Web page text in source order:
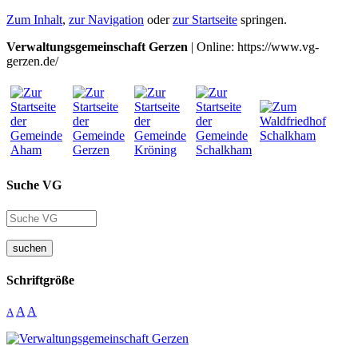
Zum Inhalt, zur Navigation oderzur Startseite springen.
Verwaltungsgemeinschaft Gerzen | Online: https://www.vg-
gerzen.de/
Suche VG
suchen
Schriftgröße
A A A